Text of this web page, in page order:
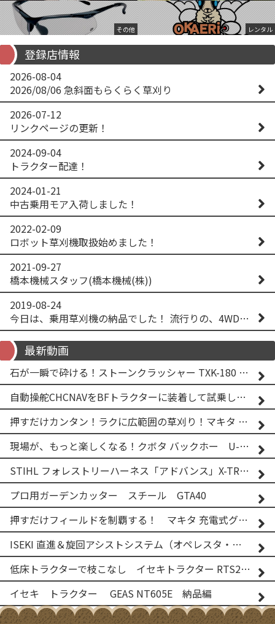
その他 レンタル
登録店情報
2026-08-04
2026/08/06 急斜面もらくらく草刈り
2026-07-12
リンクページの更新！
2024-09-04
トラクター配達！
2024-01-21
中古乗用モア入荷しました！
2022-02-09
ロボット草刈機取扱始めました！
2021-09-27
橋本機械スタッフ(橋本機械(株))
2019-08-24
今日は、乗用草刈機の納品でした！ 流行りの、4WD！ #イセキアグリ #オーレック #四駆 #増税間近
最新動画
石が一瞬で砕ける！ストーンクラッシャー TXK-180 実演
自動操舵CHCNAVをBFトラクターに装着して試乗してみた！！ CHCNAV NX610
押すだけカンタン！ラクに広範囲の草刈り！マキタ バッテリー式草刈り機 MUG001G 2
現場が、もっと楽しくなる！クボタ バックホー U-25-3A
STIHL フォレストリーハーネス「アドバンス」X-TREEm
プロ用ガーデンカッター スチール GTA40
押すだけフィールドを制覇する！ マキタ 充電式グランドトリマー MUG001G
ISEKI 直進＆旋回アシストシステム（オペレスタ・ターン）搭載 イセキ 乗用田植機 PRJ8D-ZJL
低床トラクターで枝こなし イセキトラクター RTS205NS & フレールモア FNC1202F
イセキ トラクター GEAS NT605E 納品編